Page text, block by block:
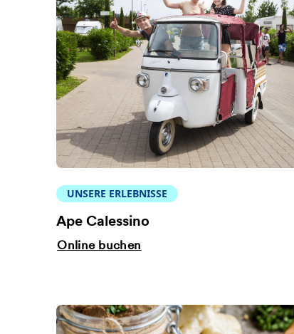
UNSERE ERLEBNISSE
Ape Calessino
Online buchen